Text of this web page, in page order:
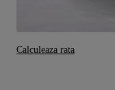
Calculeaza rata